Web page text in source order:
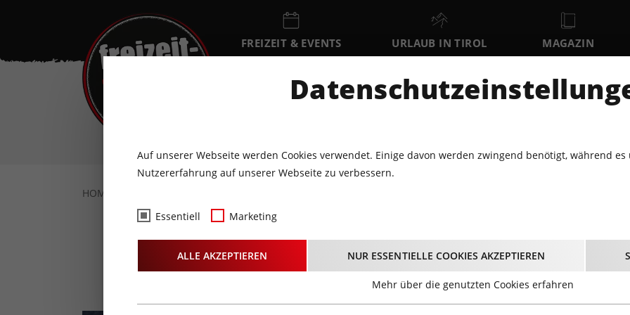
FREIZEIT & EVENTS URLAUB IN TIROL MAGAZIN
EVENTKALENDER
SA SO MO 11
HOME
Aqua Dome
02.06.2024 - Beginn 09:30 Uhr
Auf unserer Webseite werden Cookies verwendet. Einige davon werden zwingend benötigt, während
Nutzererfahrung auf unserer Webseite zu verbessern.
Essentiell Marketing
ALLE AKZEPTIEREN NUR ESSENTIELLE COOKIES AKZEPTIEREN
Mehr über die genutzten Cookies erfahren